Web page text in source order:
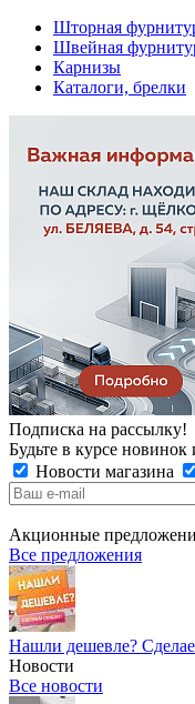
Шторная
Швейная
Карнизы
Каталоги, брелки
Подписка на рассылку!
Будьте в курсе новинок
Новости магазина
Акционные
Все предложения
Нашли дешевле?
Новости
Все новости